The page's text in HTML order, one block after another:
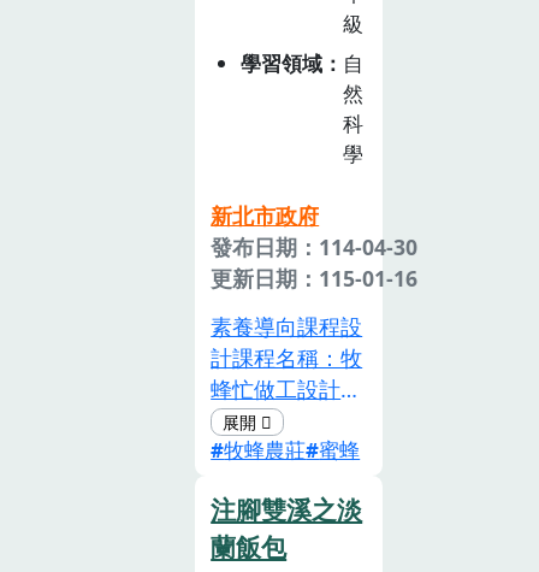
「觸」摸植物，
甚至透過料理或
味。期許提升學
印象，加深對知
識的內化。最
後，課程引導學
生關注生態永續
與飲食教育，理
解野菜不僅是餐
桌上的食材，更
承載了族群智慧
與環境倫理。學
生能在學習過程
中培養出尊重自
然、珍惜食物、
漁村智慧。為了
讓學生認識這項
具文化價值的捕
魚方式，本課程
計結合知識學習
與體驗活動的課
程，引導學生從
自然與人文的視
角，認識北海岸
的傳統漁法及青
鱗魚的生態特
性，進一步思考
文化傳承與環境
永續的意義。課
程設計以「北海
岸的傳統漁法」
程中安排互動討
論，幫助學生理
解討論農業轉
型、環境保護及
資源永續，鼓勵
村文化，甚至願
意參與在地相關
保存推廣活動，
並產生對家鄉的
認同感，培養對
土地、食物和環
境的尊重。
級
學習領域
自
然
科
學
新北市政府
發布日期：114-04-30
更新日期：115-01-16
素養導向課程設
計課程名稱：牧
蜂忙做工設計理
念日常生活中我
們都吃過蜂蜜，
麼來的呢？只有
蜜蜂採蜜這麼簡
牧蜂農莊 蜜蜂
注腳雙溪之淡
蘭飯包